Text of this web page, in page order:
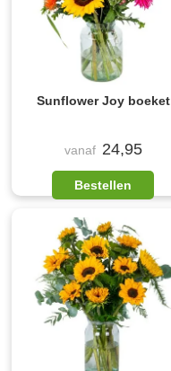
Sunflower Joy boeket
vanaf 24,95
Bestellen